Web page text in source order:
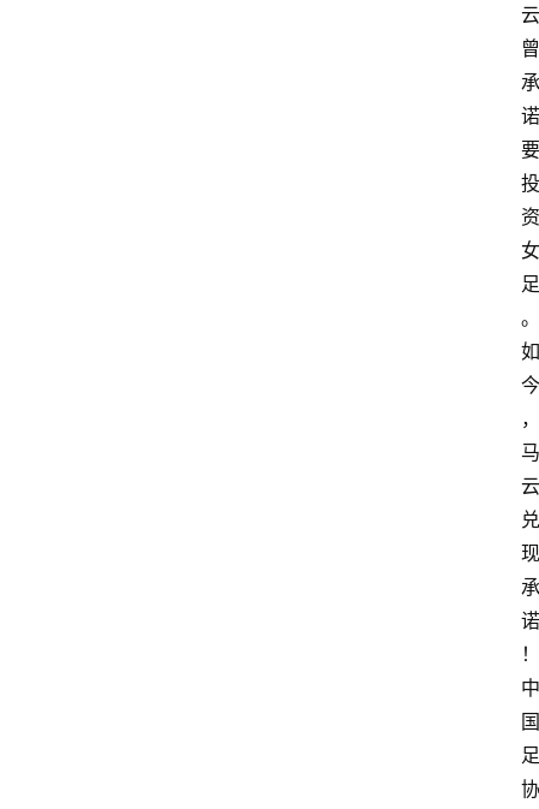
云
曾
承
诺
要
投
资
女
足
。
如
今
，
马
云
兑
现
承
诺
！
中
国
足
协